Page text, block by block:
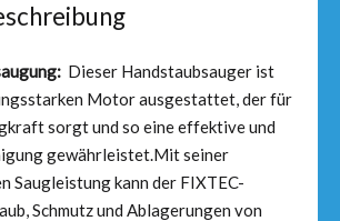
Dieser Handstaubsauger ist
Motor ausgestattet, der für
sorgt und so eine effektive und
gewährleistet.Mit seiner
Saugleistung kann der FIXTEC-
Schmutz und Ablagerungen von